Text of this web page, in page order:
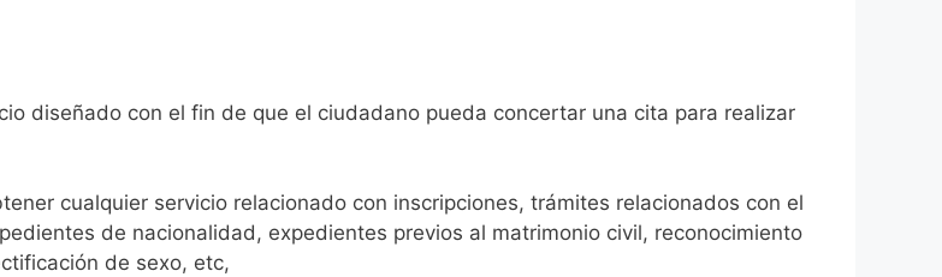
diseñado con el fin de que el ciudadano pueda concertar una cita para realizar
cualquier servicio relacionado con inscripciones, trámites relacionados con el
de nacionalidad, expedientes previos al matrimonio civil, reconocimiento
de sexo, etc,